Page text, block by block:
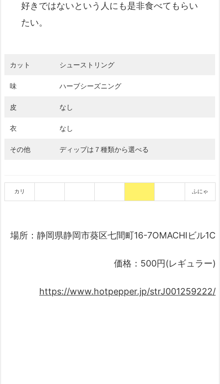
好きではないという人にも是非食べてもらい
たい。
カット シューストリング
味 ハーブシーズニング
皮 なし
衣 なし
その他 ディップは７種類から選べる
カリ ふにゃ
場所：静岡県静岡市葵区七間町16-7OMACHIビル1C
価格：500円(レギュラー)
https://www.hotpepper.jp/strJ001259222/